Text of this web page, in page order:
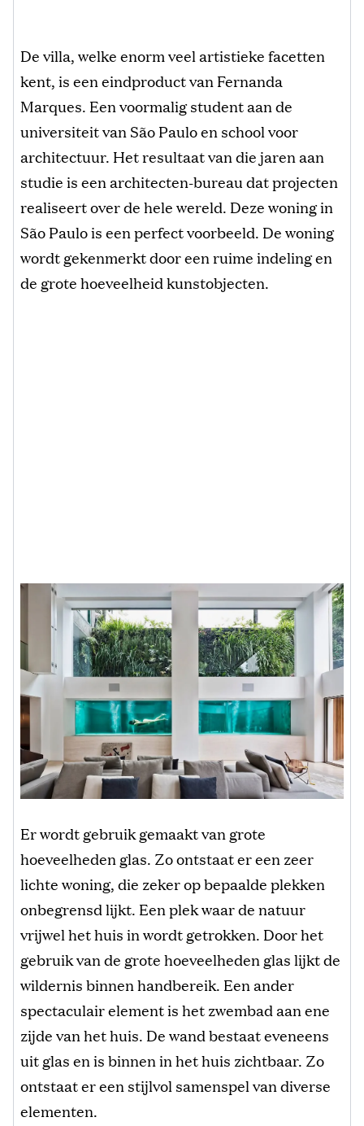
De villa, welke enorm veel artistieke facetten
kent, is een eindproduct van Fernanda
Marques. Een voormalig student aan de
universiteit van São Paulo en school voor
architectuur. Het resultaat van die jaren aan
studie is een architecten-bureau dat projecten
realiseert over de hele wereld. Deze woning in
São Paulo is een perfect voorbeeld. De woning
wordt gekenmerkt door een ruime indeling en
de grote hoeveelheid kunstobjecten.
Er wordt gebruik gemaakt van grote
hoeveelheden glas. Zo ontstaat er een zeer
lichte woning, die zeker op bepaalde plekken
onbegrensd lijkt. Een plek waar de natuur
vrijwel het huis in wordt getrokken. Door het
gebruik van de grote hoeveelheden glas lijkt de
wildernis binnen handbereik. Een ander
spectaculair element is het zwembad aan ene
zijde van het huis. De wand bestaat eveneens
uit glas en is binnen in het huis zichtbaar. Zo
ontstaat er een stijlvol samenspel van diverse
elementen.